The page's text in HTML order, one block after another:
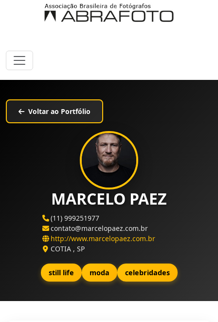
Voltar ao Portfólio
MARCELO PAEZ
(11) 999251977
contato@marcelopaez.com.br
http://www.marcelopaez.com.br
COTIA , SP
still life moda celebridades